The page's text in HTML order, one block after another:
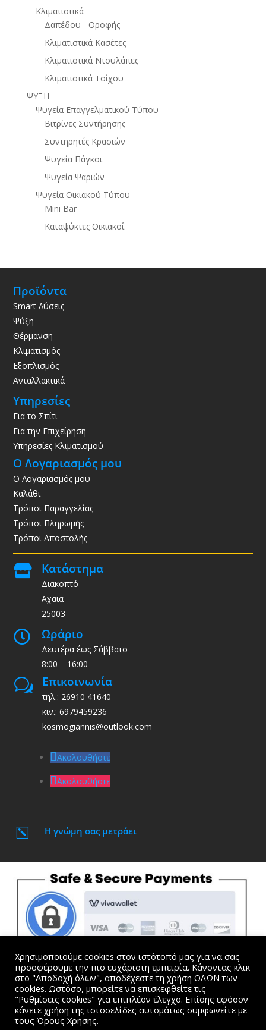
Κλιματιστικά
Δαπέδου - Οροφής
Κλιματιστικά Κασέτες
Κλιματιστικά Ντουλάπες
Κλιματιστικά Τοίχου
ΨΥΞΗ
Ψυγεία Επαγγελματικού Τύπου
Βιτρίνες Συντήρησης
Συντηρητές Κρασιών
Ψυγεία Πάγκοι
Ψυγεία Ψαριών
Ψυγεία Οικιακού Τύπου
Mini Bar
Καταψύκτες Οικιακοί
Προϊόντα
Smart Λύσεις
Ψύξη
Θέρμανση
Κλιματισμός
Εξοπλισμός
Ανταλλακτικά
Υπηρεσίες
Για το Σπίτι
Για την Επιχείρηση
Υπηρεσίες Κλιματισμού
Ο Λογαριασμός μου
Ο Λογαριασμός μου
Καλάθι
Τρόποι Παραγγελίας
Τρόποι Πληρωμής
Τρόποι Αποστολής
 Κατάστημα
Διακοπτό
Αχαϊα
25003
 Ωράριο
Δευτέρα έως Σάββατο
8:00 – 16:00
w Επικοινωνία
τηλ.: 26910 41640
κιν.: 6979459236
kosmogiannis@outlook.com
Ακολουθήστε
Ακολουθήστε
k Η γνώμη σας μετράει
Όλες οι τιμές συμπεριλαμβάνουν Φ.Π.Α. | Όροι
Χρήσης και Προσωπικά Δεδομένα
Χρησιμοποιούμε cookies στον ιστότοπό μας για να σας
προσφέρουμε την πιο ευχάριστη εμπειρία. Κάνοντας κλικ
στο "Αποδοχή όλων", αποδέχεστε τη χρήση ΟΛΩΝ των
cookies. Ωστόσο, μπορείτε να επισκεφθείτε τις
"Ρυθμίσεις cookies" για επιπλέον έλεγχο. Επίσης εφόσον
κάνετε χρήση της ιστοσελίδες αυτομάτως συμφωνείτε με
τους Όρους Χρήσης.